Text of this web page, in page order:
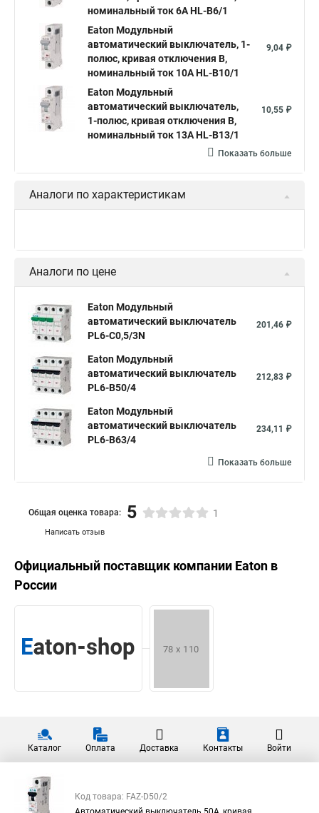
номинальный ток 6А HL-B6/1
Eaton Модульный
автоматический выключатель, 1-
полюс, кривая отключения B,
номинальный ток 10А HL-B10/1
9,04 ₽
Eaton Модульный
автоматический выключатель,
1-полюс, кривая отключения B,
номинальный ток 13А HL-B13/1
10,55 ₽
Показать больше
Аналоги по характеристикам
Аналоги по цене
Eaton Модульный
автоматический выключатель
PL6-C0,5/3N
201,46 ₽
Eaton Модульный
автоматический выключатель
PL6-B50/4
212,83 ₽
Eaton Модульный
автоматический выключатель
PL6-B63/4
234,11 ₽
Показать больше
Написать отзыв
Общая оценка товара: 5 1
Официальный поставщик компании Eaton в
России
Каталог Оплата Доставка Контакты Войти
Код товара: FAZ-D50/2